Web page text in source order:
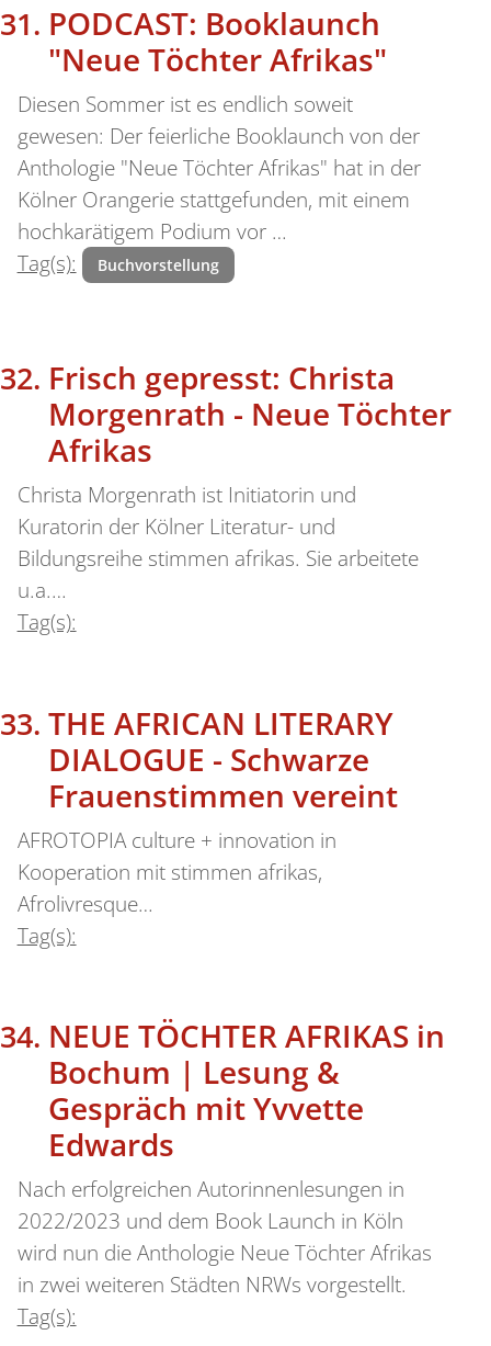
PODCAST: Booklaunch
"Neue Töchter Afrikas"
Diesen Sommer ist es endlich soweit
gewesen: Der feierliche Booklaunch von der
Anthologie "Neue Töchter Afrikas" hat in der
Kölner Orangerie stattgefunden, mit einem
hochkarätigem Podium vor …
Tag(s):
Buchvorstellung
Frisch gepresst: Christa
Morgenrath - Neue Töchter
Afrikas
Christa Morgenrath ist Initiatorin und
Kuratorin der Kölner Literatur- und
Bildungsreihe stimmen afrikas. Sie arbeitete
u.a.…
Tag(s):
THE AFRICAN LITERARY
DIALOGUE - Schwarze
Frauenstimmen vereint
AFROTOPIA culture + innovation in
Kooperation mit stimmen afrikas,
Afrolivresque…
Tag(s):
NEUE TÖCHTER AFRIKAS in
Bochum | Lesung &
Gespräch mit Yvvette
Edwards
Nach erfolgreichen Autorinnenlesungen in
2022/2023 und dem Book Launch in Köln
wird nun die Anthologie Neue Töchter Afrikas
in zwei weiteren Städten NRWs vorgestellt.
Tag(s):